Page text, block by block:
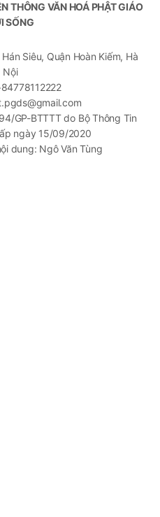
THÔNG VĂN HOÁ PHẬT GIÁO
SỐNG
Siêu, Quận Hoàn Kiếm, Hà
Nội
GP-BTTTT do Bộ Thông Tin
ngày 15/09/2020
dung: Ngô Văn Tùng